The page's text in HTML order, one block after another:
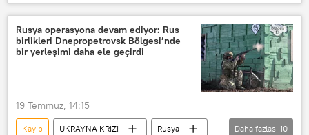
Guyana
Arama kurtarma
Rusya operasyona devam ediyor: Rus
birlikleri Dnepropetrovsk Bölgesi’nde
bir yerleşimi daha ele geçirdi
19 Temmuz, 14:15
Kayıp UKRAYNA KRİZİ
Rusya
Daha fazlası 10